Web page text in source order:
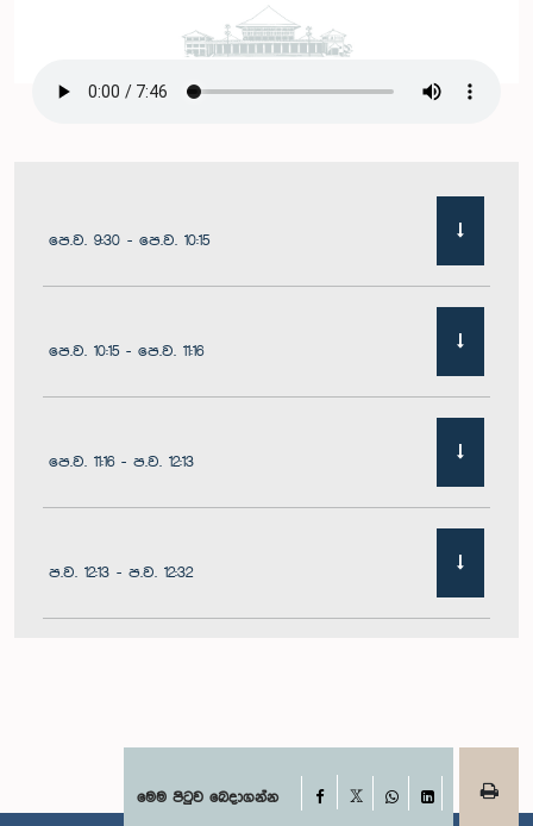
පෙ.ව. 9:30 - පෙ.ව. 10:15
පෙ.ව. 10:15 - පෙ.ව. 11:16
පෙ.ව. 11:16 - ප.ව. 12:13
ප.ව. 12:13 - ප.ව. 12:32
ප.ව. 1:10 - ප.ව. 1:21මෙම පිටුව බෙදාගන්න Facebook
WhatsApp
LinkedIn